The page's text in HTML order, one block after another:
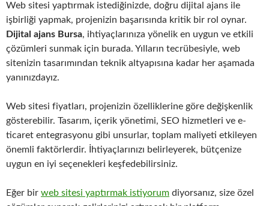
Web sitesi yaptırmak istediğinizde, doğru dijital ajans ile
işbirliği yapmak, projenizin başarısında kritik bir rol oynar.
Dijital ajans Bursa, ihtiyaçlarınıza yönelik en uygun ve etkili
çözümleri sunmak için burada. Yılların tecrübesiyle, web
sitenizin tasarımından teknik altyapısına kadar her aşamada
yanınızdayız.
Web sitesi fiyatları, projenizin özelliklerine göre değişkenlik
gösterebilir. Tasarım, içerik yönetimi, SEO hizmetleri ve e-
ticaret entegrasyonu gibi unsurlar, toplam maliyeti etkileyen
önemli faktörlerdir. İhtiyaçlarınızı belirleyerek, bütçenize
uygun en iyi seçenekleri keşfedebilirsiniz.
Eğer bir web sitesi yaptırmak istiyorum diyorsanız, size özel